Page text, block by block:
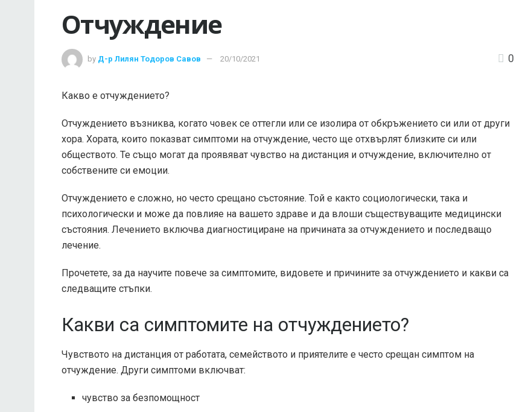
Отчуждение
by Д-р Лилян Тодоров Савов 20/10/2021 0
Какво е отчуждението?
Отчуждението възниква, когато човек се оттегли или се изолира от обкръжението си или от други
хора. Хората, които показват симптоми на отчуждение, често ще отхвърлят близките си или
обществото. Те също могат да проявяват чувство на дистанция и отчуждение, включително от
собствените си емоции.
Отчуждението е сложно, но често срещано състояние. Той е както социологически, така и
психологически и може да повлияе на вашето здраве и да влоши съществуващите медицински
състояния. Лечението включва диагностициране на причината за отчуждението и последващо
лечение.
Прочетете, за да научите повече за симптомите, видовете и причините за отчуждението и какви са
следващите стъпки.
Какви са симптомите на отчуждението?
Чувството на дистанция от работата, семейството и приятелите е често срещан симптом на
отчуждение. Други симптоми включват:
чувство за безпомощност